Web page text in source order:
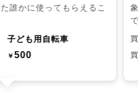
誰かに使ってもらえるこ
子ども用自転車
￥500